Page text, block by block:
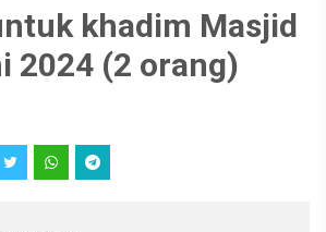
khadim Masjid
2024 (2 orang)